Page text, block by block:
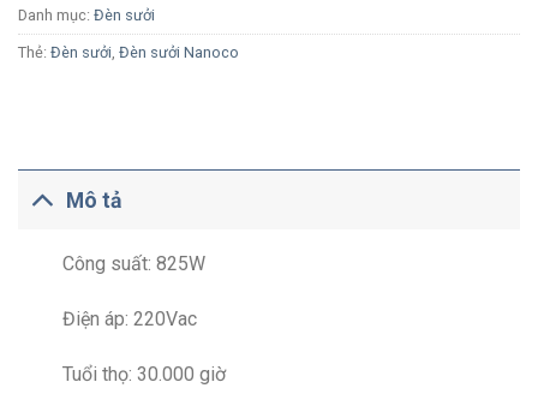
Danh mục: Đèn sưởi
Thẻ: Đèn sưởi Đèn sưởi Nanoco
Mô tả
Công suất: 825W
Điện áp: 220Vac
Tuổi thọ: 30.000 giờ